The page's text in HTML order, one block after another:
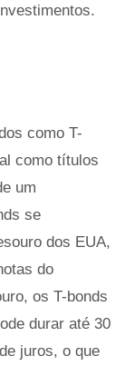
como T-
como títulos
um
se
dos EUA,
do
os T-bonds
durar até 30
juros, o que